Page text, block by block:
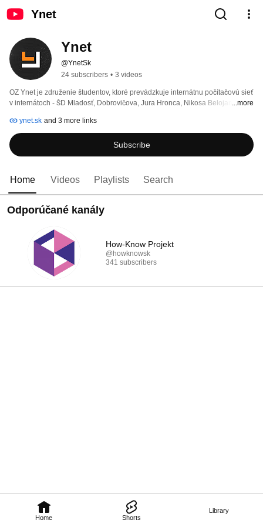
Ynet
Home Shorts
Library
Ynet
@YnetSk
24 subscribers • 3 videos
OZ Ynet je združenie študentov, ktoré prevádzkuje internátnu počítačovú sieť
v internátoch - ŠD Mladosť, Dobrovičova, Jura Hronca, Nikosa Belojanisa a
...more
ynet.sk and 3 more links
Subscribe
Home Videos Playlists Search
Odporúčané kanály
How-Know Projekt
@howknowsk
341 subscribers